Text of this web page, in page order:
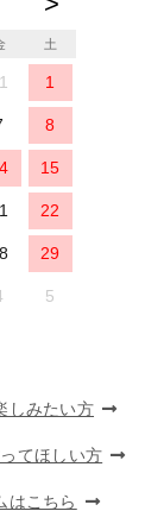
土
1
8
15
22
29
5
しみたい方
てほしい方
はこちら